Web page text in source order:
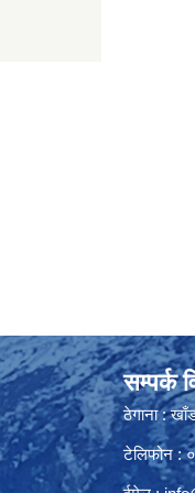
सम्पर्क
ठेगाना :
टेलिफोन :